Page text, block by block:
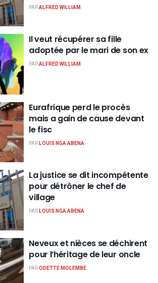
PARALFRED WILLIAM
Il veut récupérer sa fille
adoptée par le mari de son ex
PARALFRED WILLIAM
Eurafrique perd le procès
mais a gain de cause devant
le fisc
PARLOUIS NGA ABENA
La justice se dit incompétente
pour détrôner le chef de
village
PARLOUIS NGA ABENA
Neveux et nièces se déchirent
pour l’héritage de leur oncle
PARODETTE MOLEMBE